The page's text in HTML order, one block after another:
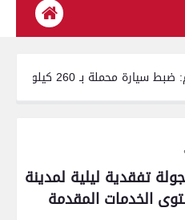
صالحة للاستهلاك الآدمي
تفقدية ليلية لمدينة
الخدمات المقدمة